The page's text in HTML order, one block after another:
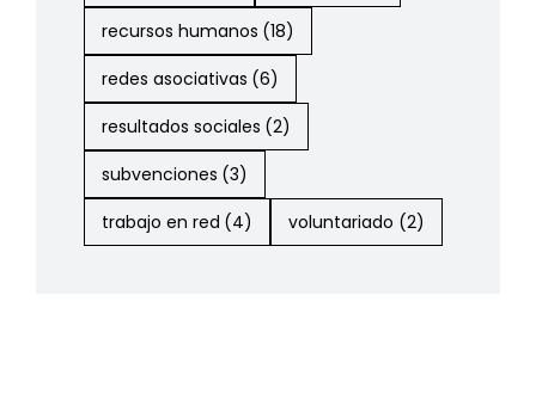
recursos humanos (18)
redes asociativas (6)
resultados sociales (2)
subvenciones (3)
trabajo en red (4) voluntariado (2)